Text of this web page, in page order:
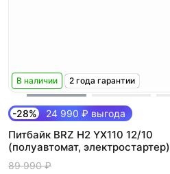
В наличии 2 года гарантии
-28% 24 990 ₽ выгода
Питбайк BRZ H2 YX110 12/10
(полуавтомат, электростартер)
89 990 ₽